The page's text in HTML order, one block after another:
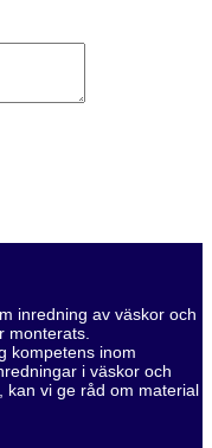
inredning av väskor och
monterats.
kompetens inom
i väskor och
kan vi ge råd om material